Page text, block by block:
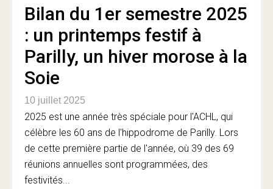
Bilan du 1er semestre 2025
: un printemps festif à
Parilly, un hiver morose à la
Soie
10 juillet 2025
2025 est une année très spéciale pour l'ACHL, qui
célèbre les 60 ans de l'hippodrome de Parilly. Lors
de cette première partie de l'année, où 39 des 69
réunions annuelles sont programmées, des
festivités...